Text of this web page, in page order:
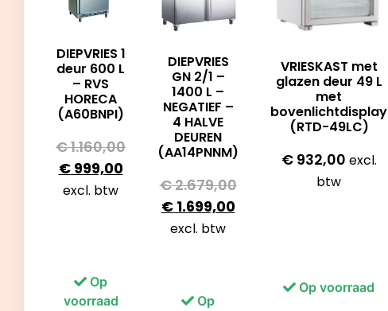
DIEPVRIES 1
deur 600 L
– RVS
HORECA
(A60BNPI)
€1.160,00
€999,00
excl. btw
Op
voorraad
DIEPVRIES
GN 2/1 –
1400 L –
NEGATIEF –
4 HALVE
DEUREN
(AA14PNNM)
€2.679,00
€1.699,00
excl. btw
Op
VRIESKAST met
glazen deur 49 L
met
bovenlichtdisplay
(RTD-49LC)
€932,00 excl.
btw
Op voorraad